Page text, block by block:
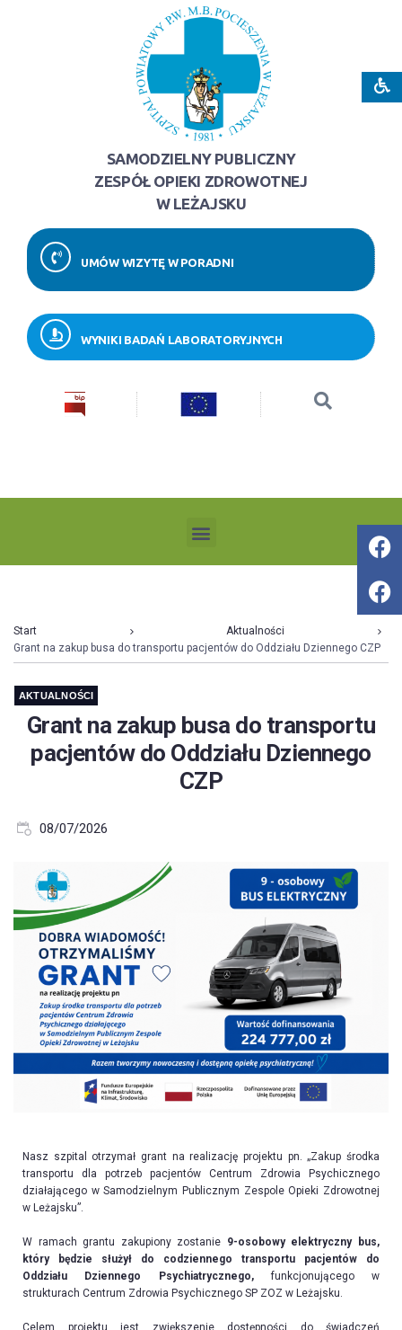
SAMODZIELNY PUBLICZNY
ZESPÓŁ OPIEKI ZDROWOTNEJ
W LEŻAJSKU
UMÓW WIZYTĘ W PORADNI
WYNIKI BADAŃ LABORATORYJNYCH
Start
Aktualności
Grant na zakup busa do transportu pacjentów do Oddziału Dziennego CZP
AKTUALNOŚCI
Grant na zakup busa do transportu
pacjentów do Oddziału Dziennego
CZP
08/07/2026
Nasz szpital otrzymał grant na realizację projektu pn. „Zakup środka
transportu dla potrzeb pacjentów Centrum Zdrowia Psychicznego
działającego w Samodzielnym Publicznym Zespole Opieki Zdrowotnej
w Leżajsku”.
W ramach grantu zakupiony zostanie 9-osobowy elektryczny bus,
który będzie służył do codziennego transportu pacjentów do
Oddziału Dziennego Psychiatrycznego,funkcjonującego w
strukturach Centrum Zdrowia Psychicznego SP ZOZ w Leżajsku.
Celem projektu jest zwiększenie dostępności do świadczeń